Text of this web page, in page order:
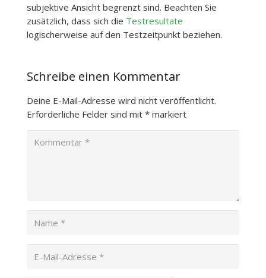
subjektive Ansicht begrenzt sind. Beachten Sie
zusätzlich, dass sich die Testresultate
logischerweise auf den Testzeitpunkt beziehen.
Schreibe einen Kommentar
Deine E-Mail-Adresse wird nicht veröffentlicht.
Erforderliche Felder sind mit * markiert